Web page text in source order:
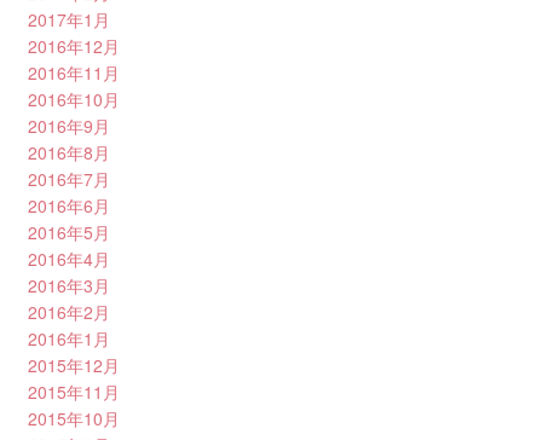
2017年1月
2016年12月
2016年11月
2016年10月
2016年9月
2016年8月
2016年7月
2016年6月
2016年5月
2016年4月
2016年3月
2016年2月
2016年1月
2015年12月
2015年11月
2015年10月